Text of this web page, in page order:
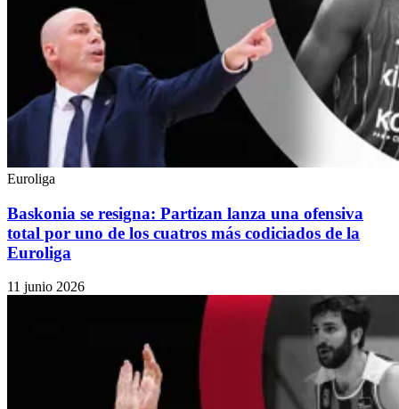
Euroliga
Baskonia se resigna: Partizan lanza una ofensiva
total por uno de los cuatros más codiciados de la
Euroliga
11 junio 2026